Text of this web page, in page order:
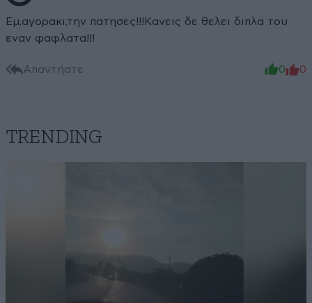
Εμ,αγορακι,την πατησες!!!Κανεις δε θελει διπλα του
εναν φαφλατα!!!
Απαντήστε 0 0
TRENDING